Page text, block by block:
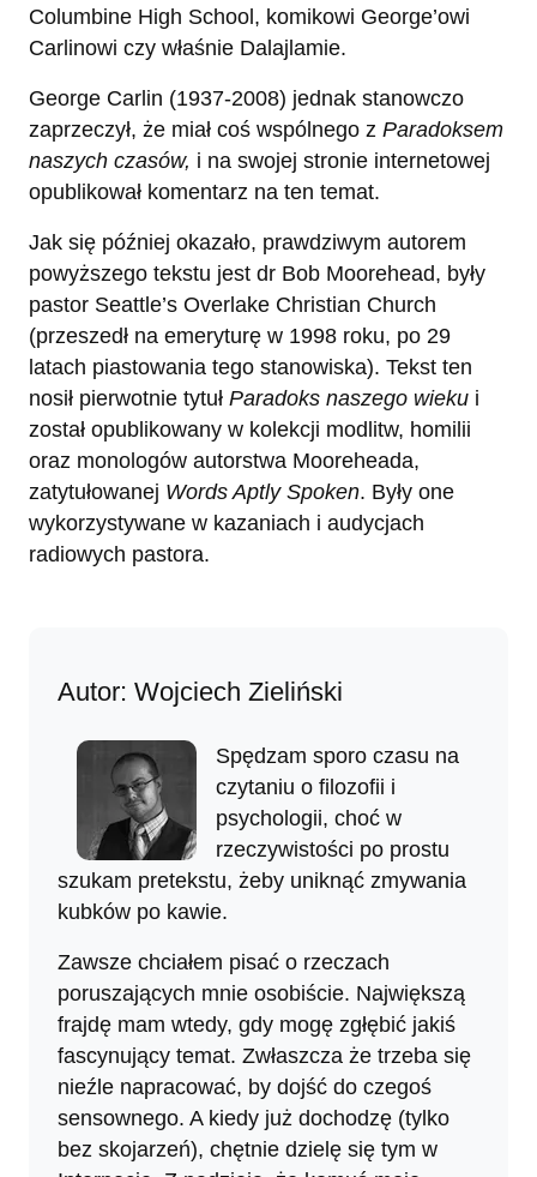
Columbine High School, komikowi George’owi
Carlinowi czy właśnie Dalajlamie.
George Carlin (1937-2008) jednak stanowczo
zaprzeczył, że miał coś wspólnego z Paradoksem
naszych czasów, i na swojej stronie internetowej
opublikował komentarz na ten temat.
Jak się później okazało, prawdziwym autorem
powyższego tekstu jest dr Bob Moorehead, były
pastor Seattle’s Overlake Christian Church
(przeszedł na emeryturę w 1998 roku, po 29
latach piastowania tego stanowiska). Tekst ten
nosił pierwotnie tytuł Paradoks naszego wieku i
został opublikowany w kolekcji modlitw, homilii
oraz monologów autorstwa Mooreheada,
zatytułowanej Words Aptly Spoken. Były one
wykorzystywane w kazaniach i audycjach
radiowych pastora.
Autor: Wojciech Zieliński
Spędzam sporo czasu na
czytaniu o filozofii i
psychologii, choć w
rzeczywistości po prostu
szukam pretekstu, żeby uniknąć zmywania
kubków po kawie.
Zawsze chciałem pisać o rzeczach
poruszających mnie osobiście. Największą
frajdę mam wtedy, gdy mogę zgłębić jakiś
fascynujący temat. Zwłaszcza że trzeba się
nieźle napracować, by dojść do czegoś
sensownego. A kiedy już dochodzę (tylko
bez skojarzeń), chętnie dzielę się tym w